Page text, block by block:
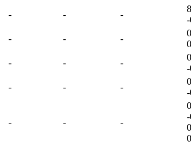
- - -
- - -
- - -
- - -
- - -